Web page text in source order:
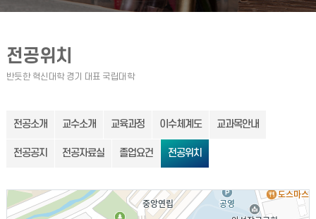
전공위치
전공소개 교수소개 교육과정 이수체계도 교과목안내
전공공지 전공자료실 졸업요건 전공위치